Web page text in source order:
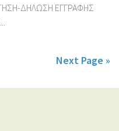
ΔΗΛΩΣΗ ΕΓΓΡΑΦΗΣ
Next Page »